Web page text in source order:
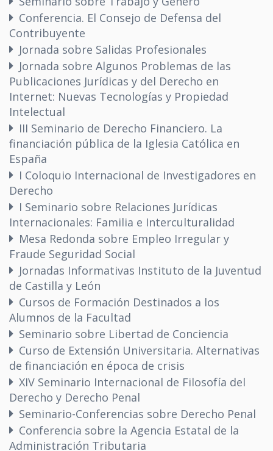
Conferencia. El Consejo de Defensa del
Contribuyente
Jornada sobre Salidas Profesionales
Jornada sobre Algunos Problemas de las
Publicaciones Jurídicas y del Derecho en
Internet: Nuevas Tecnologías y Propiedad
Intelectual
III Seminario de Derecho Financiero. La
financiación pública de la Iglesia Católica en
España
I Coloquio Internacional de Investigadores en
Derecho
I Seminario sobre Relaciones Jurídicas
Internacionales: Familia e Interculturalidad
Mesa Redonda sobre Empleo Irregular y
Fraude Seguridad Social
Jornadas Informativas Instituto de la Juventud
de Castilla y León
Cursos de Formación Destinados a los
Alumnos de la Facultad
Seminario sobre Libertad de Conciencia
Curso de Extensión Universitaria. Alternativas
de financiación en época de crisis
XIV Seminario Internacional de Filosofía del
Derecho y Derecho Penal
Seminario-Conferencias sobre Derecho Penal
Conferencia sobre la Agencia Estatal de la
Administración Tributaria